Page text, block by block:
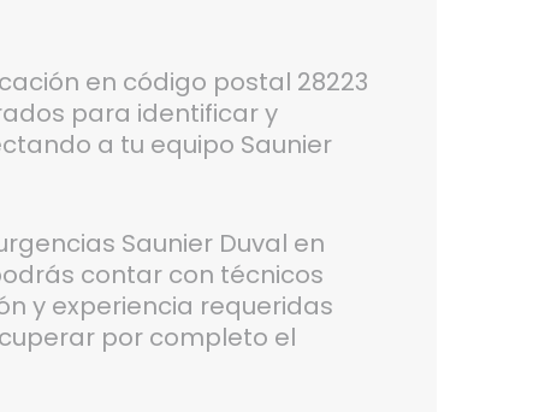
en código postal 28223
para identificar y
a tu equipo Saunier
Saunier Duval en
contar con técnicos
y experiencia requeridas
por completo el